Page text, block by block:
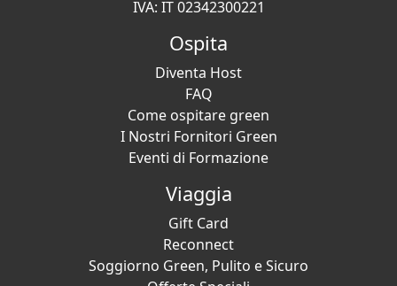
IVA: IT 02342300221
Ospita
Diventa Host
FAQ
Come ospitare green
I Nostri Fornitori Green
Eventi di Formazione
Viaggia
Gift Card
Reconnect
Soggiorno Green, Pulito e Sicuro